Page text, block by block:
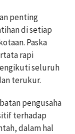
penting
di setiap
Paska
rapi
seluruh
terukur.
pengusaha
terhadap
dalam hal